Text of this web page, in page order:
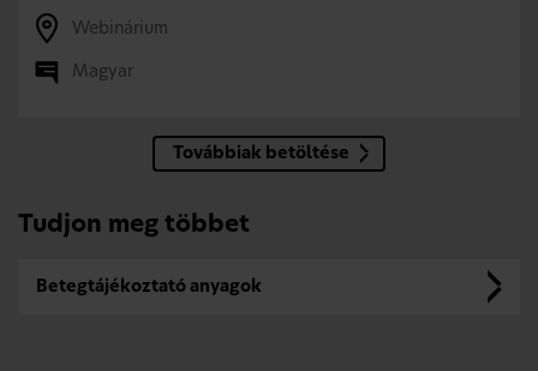
Webinárium
Magyar
Továbbiak betöltése
Tudjon meg többet
Betegtájékoztató anyagok